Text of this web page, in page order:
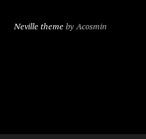
Neville themeby Acosmin